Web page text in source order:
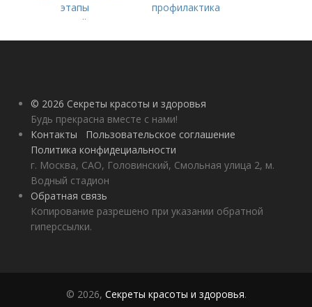
этапы
взаимодействия
природного и
профилактика
© 2026 Секреты красоты и здоровья
Будь прекрасна вместе с нами!
Контакты
Пользовательское соглашение
Политика конфидециальности
г. Москва, САО, Головинский, Смольная улица 2, м.
Водный стадион
Обратная связь
Копирование разрешено при указании обратной
гиперссылки.
© 2026, Секреты красоты и здоровья.